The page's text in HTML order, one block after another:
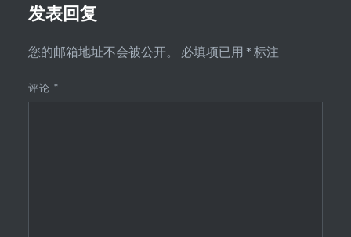
发表回复
您的邮箱地址不会被公开。 必填项已用 * 标注
评论 *